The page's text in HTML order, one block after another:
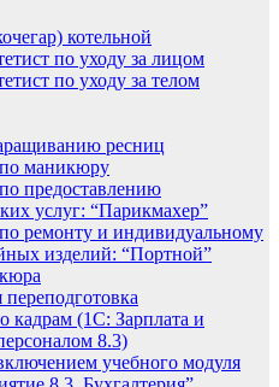
котельной
по уходу за лицом
по уходу за телом
ресниц
маникюру
предоставлению
услуг: “Парикмахер”
ремонту и индивидуальному
изделий: “Портной”
кадрам (1С: Зарплата и
8.3)
учебного модуля